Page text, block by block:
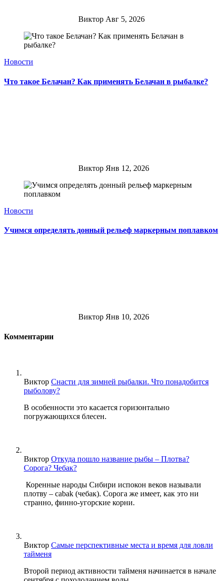
Виктор Авг 5, 2026
Новости
Что такое Белачан? Как применять Белачан в рыбалке?
Виктор Янв 12, 2026
Новости
Учимся определять донный рельеф маркерным поплавком
Виктор Янв 10, 2026
Комментарии
Виктор Снасти для зимней рыбалки. Что понадобится
рыболову?
В особенности это касается горизонтально
погружающихся блесен.
Виктор Откуда пошло название рыбы – Плотва?
Сорога? Чебак?
Коренные народы Сибири испокон веков называли
плотву – cabak (чебак). Сорога же имеет, как это ни
странно, финно-угорские корни.
Виктор Самые перспективные места и время для ловли
тайменя
Второй период активности тайменя начинается в начале